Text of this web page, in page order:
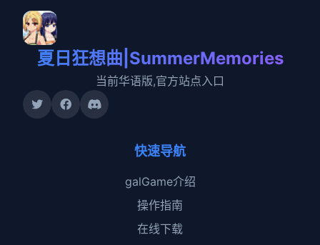
夏日狂想曲|SummerMemories
当前华语版,官方站点入口
快速导航
galGame介绍
操作指南
在线下载